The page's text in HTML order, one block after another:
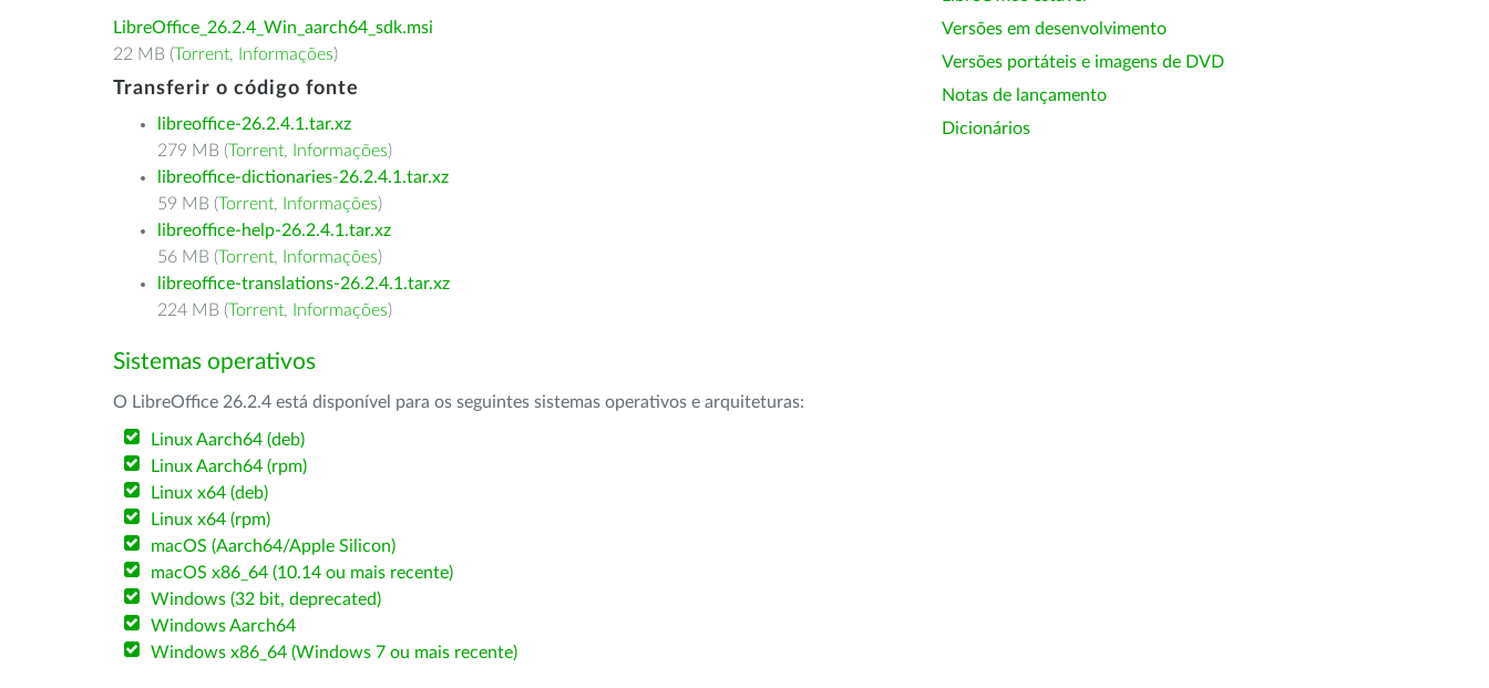
LibreOffice_26.2.4_Win_aarch64_sdk.msi
22 MB (Torrent, Informações)
Transferir o código fonte
libreoffice-26.2.4.1.tar.xz
279 MB (Torrent, Informações)
libreoffice-dictionaries-26.2.4.1.tar.xz
59 MB (Torrent, Informações)
libreoffice-help-26.2.4.1.tar.xz
56 MB (Torrent, Informações)
libreoffice-translations-26.2.4.1.tar.xz
224 MB (Torrent, Informações)
Sistemas operativos
O LibreOffice 26.2.4 está disponível para os seguintes sistemas operativos e arquiteturas:
Linux Aarch64 (deb)
Linux Aarch64 (rpm)
Linux x64 (deb)
Linux x64 (rpm)
macOS (Aarch64/Apple Silicon)
macOS x86_64 (10.14 ou mais recente)
Windows (32 bit, deprecated)
Windows Aarch64
Windows x86_64 (Windows 7 ou mais recente)
Versões em desenvolvimento
Versões portáteis e imagens de DVD
Notas de lançamento
Dicionários